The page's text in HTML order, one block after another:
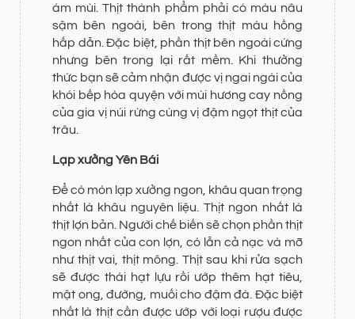
ám mùi. Thịt thành phẩm phải có màu nâu
sậm bên ngoài, bên trong thịt màu hồng
hấp dẫn. Đặc biệt, phần thịt bên ngoài cứng
nhưng bên trong lại rất mềm. Khi thưởng
thức bạn sẽ cảm nhận được vị ngai ngái của
khói bếp hòa quyện với mùi hương cay nồng
của gia vị núi rừng cùng vị đậm ngọt thịt của
trâu.
Lạp xưởng Yên Bái
Để có món lạp xưởng ngon, khâu quan trọng
nhất là khâu nguyên liệu. Thịt ngon nhất là
thịt lợn bản. Người chế biến sẽ chọn phần thịt
ngon nhất của con lợn, có lẫn cả nạc và mỡ
như thịt vai, thịt mông. Thịt sau khi rửa sạch
sẽ được thái hạt lựu rồi ướp thêm hạt tiêu,
mật ong, đường, muối cho đậm đà. Đặc biệt
nhất là thịt cần được ướp với loại rượu được